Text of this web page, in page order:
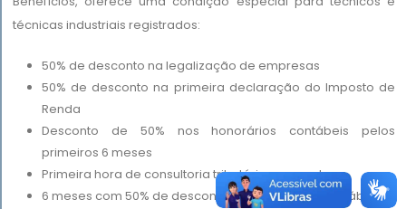
técnicas industriais registrados:
50% de desconto na legalização de empresas
50% de desconto na primeira declaração do Imposto de
Renda
Desconto de 50% nos honorários contábeis pelos
primeiros 6 meses
Primeira hora de consultoria tributária sem custo
6 meses com 50% de desconto em honorários contábeis.